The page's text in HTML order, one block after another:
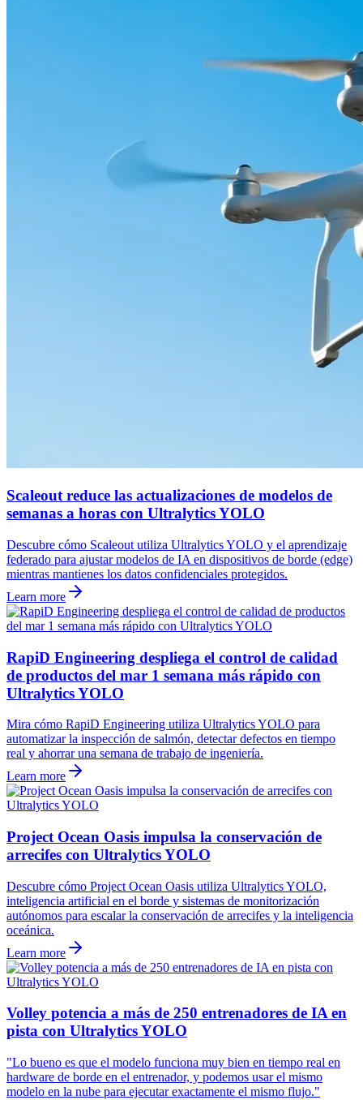
Scaleout reduce las actualizaciones de modelos de
semanas a horas con Ultralytics YOLO
Descubre cómo Scaleout utiliza Ultralytics YOLO y el aprendizaje
federado para ajustar modelos de IA en dispositivos de borde (edge)
mientras mantienes los datos confidenciales protegidos.
Learn more
RapiD Engineering despliega el control de calidad
de productos del mar 1 semana más rápido con
Ultralytics YOLO
Mira cómo RapiD Engineering utiliza Ultralytics YOLO para
automatizar la inspección de salmón, detectar defectos en tiempo
real y ahorrar una semana de trabajo de ingeniería.
Learn more
Project Ocean Oasis impulsa la conservación de
arrecifes con Ultralytics YOLO
Descubre cómo Project Ocean Oasis utiliza Ultralytics YOLO,
inteligencia artificial en el borde y sistemas de monitorización
autónomos para escalar la conservación de arrecifes y la inteligencia
oceánica.
Learn more
Volley potencia a más de 250 entrenadores de IA en
pista con Ultralytics YOLO
"Lo bueno es que el modelo funciona muy bien en tiempo real en
hardware de borde en el entrenador, y podemos usar el mismo
modelo en la nube para ejecutar exactamente el mismo flujo."